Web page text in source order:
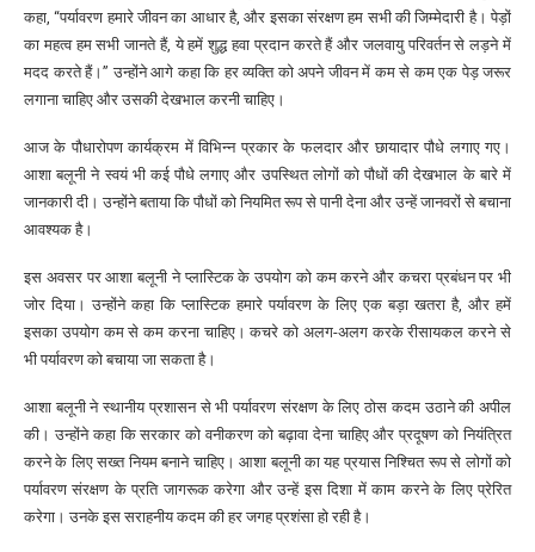
कहा, “पर्यावरण हमारे जीवन का आधार है, और इसका संरक्षण हम सभी की जिम्मेदारी है। पेड़ों
का महत्व हम सभी जानते हैं, ये हमें शुद्ध हवा प्रदान करते हैं और जलवायु परिवर्तन से लड़ने में
मदद करते हैं।” उन्होंने आगे कहा कि हर व्यक्ति को अपने जीवन में कम से कम एक पेड़ जरूर
लगाना चाहिए और उसकी देखभाल करनी चाहिए।
आज के पौधारोपण कार्यक्रम में विभिन्न प्रकार के फलदार और छायादार पौधे लगाए गए।
आशा बलूनी ने स्वयं भी कई पौधे लगाए और उपस्थित लोगों को पौधों की देखभाल के बारे में
जानकारी दी। उन्होंने बताया कि पौधों को नियमित रूप से पानी देना और उन्हें जानवरों से बचाना
आवश्यक है।
इस अवसर पर आशा बलूनी ने प्लास्टिक के उपयोग को कम करने और कचरा प्रबंधन पर भी
जोर दिया। उन्होंने कहा कि प्लास्टिक हमारे पर्यावरण के लिए एक बड़ा खतरा है, और हमें
इसका उपयोग कम से कम करना चाहिए। कचरे को अलग-अलग करके रीसायकल करने से
भी पर्यावरण को बचाया जा सकता है।
आशा बलूनी ने स्थानीय प्रशासन से भी पर्यावरण संरक्षण के लिए ठोस कदम उठाने की अपील
की। उन्होंने कहा कि सरकार को वनीकरण को बढ़ावा देना चाहिए और प्रदूषण को नियंत्रित
करने के लिए सख्त नियम बनाने चाहिए। आशा बलूनी का यह प्रयास निश्चित रूप से लोगों को
पर्यावरण संरक्षण के प्रति जागरूक करेगा और उन्हें इस दिशा में काम करने के लिए प्रेरित
करेगा। उनके इस सराहनीय कदम की हर जगह प्रशंसा हो रही है।